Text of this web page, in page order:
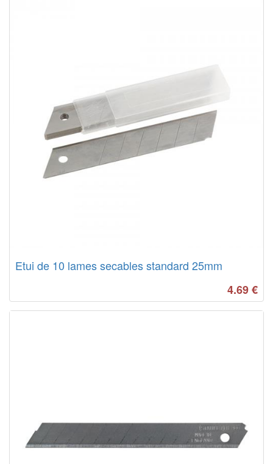
Etui de 10 lames secables standard 25mm
4.69€